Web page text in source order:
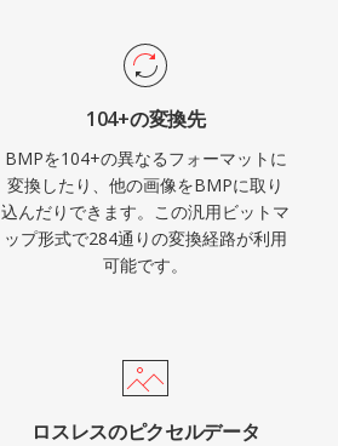
104+の変換先
BMPを104+の異なるフォーマットに
変換したり、他の画像をBMPに取り
込んだりできます。この汎用ビットマ
ップ形式で284通りの変換経路が利用
可能です。
ロスレスのピクセルデータ